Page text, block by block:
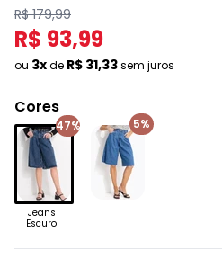
R$ 179,99
R$ 93,99
ou 3xde R$ 31,33sem juros
Cores
47%
Jeans
Escuro
5%